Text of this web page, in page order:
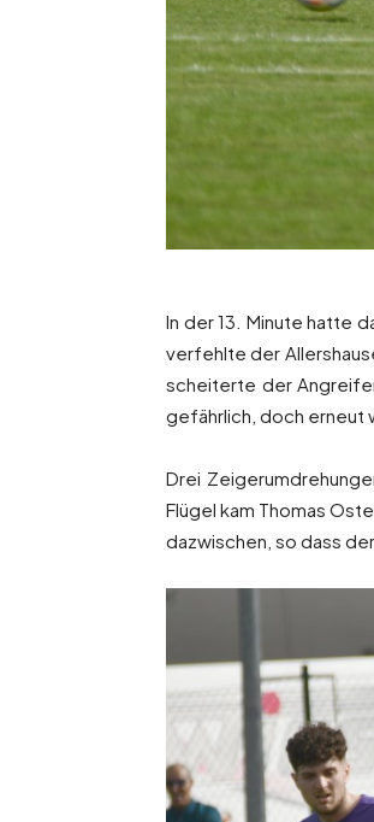
In der 13. Minute hatte
verfehlte der
scheiterte der
gefährlich, doch erneut
Drei
Flügel kam Thomas
dazwischen, so dass